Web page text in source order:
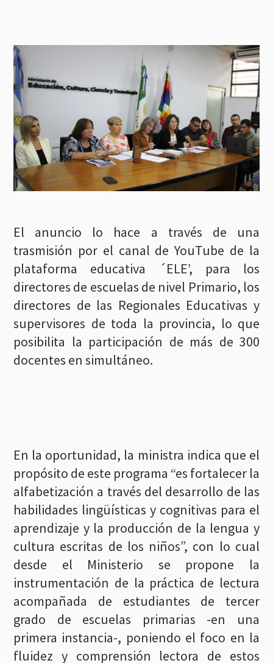
El anuncio lo hace a través de una
trasmisión por el canal de YouTube de la
plataforma educativa ´ELE’, para los
directores de escuelas de nivel Primario, los
directores de las Regionales Educativas y
supervisores de toda la provincia, lo que
posibilita la participación de más de 300
docentes en simultáneo.
En la oportunidad, la ministra indica que el
propósito de este programa “es fortalecer la
alfabetización a través del desarrollo de las
habilidades lingüísticas y cognitivas para el
aprendizaje y la producción de la lengua y
cultura escritas de los niños”, con lo cual
desde el Ministerio se propone la
instrumentación de la práctica de lectura
acompañada de estudiantes de tercer
grado de escuelas primarias -en una
primera instancia-, poniendo el foco en la
fluidez y comprensión lectora de estos